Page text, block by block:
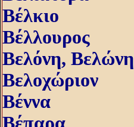
Βέλκιο
Βέλλουρος
Βελόνη, Bελώνη
Βελοχώριον
Βέννα